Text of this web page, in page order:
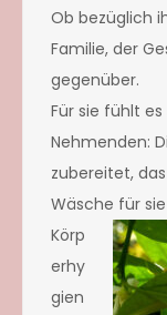
Ob bezüglich
Familie, der
gegenüber.
Für sie fühlt
Nehmenden:
zubereitet,
Wäsche für
Körp
erhy
gien